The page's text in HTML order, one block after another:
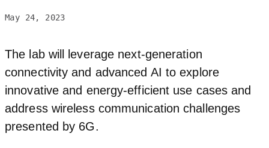
May 24, 2023
The lab will leverage next-generation
connectivity and advanced AI to explore
innovative and energy-efficient use cases and
address wireless communication challenges
presented by 6G.